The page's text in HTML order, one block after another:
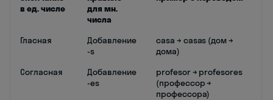
в ед. числе
для мн.
числа
Гласная
Добавление
-s
casa → casas (дом →
дома)
Согласная
Добавление
-es
profesor → profesores
(профессор →
профессора)